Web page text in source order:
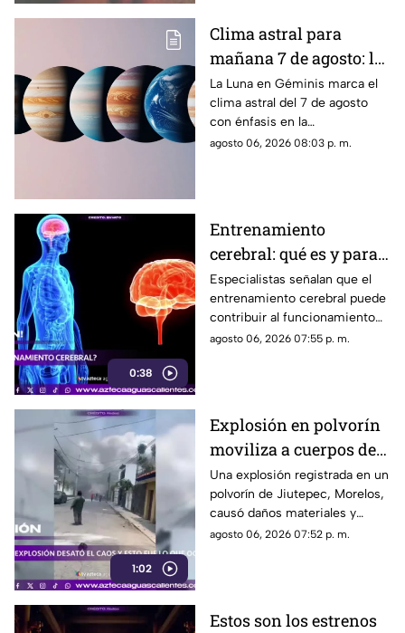
Clima astral para
mañana 7 de agosto: la
Luna cambia a Géminis
y favorece la
comunicación
La Luna en Géminis marca el
clima astral del 7 de agosto
con énfasis en la
comunicación, las ideas y los
agosto 06, 2026 08:03 p. m.
0:38
Entrenamiento
cerebral: qué es y para
qué sirve
Especialistas señalan que el
entrenamiento cerebral puede
contribuir al funcionamiento
cognitivo cuando se combina
agosto 06, 2026 07:55 p. m.
1:02
Explosión en polvorín
moviliza a cuerpos de
emergencia
Una explosión registrada en un
polvorín de Jiutepec, Morelos,
causó daños materiales y
generó un operativo de
agosto 06, 2026 07:52 p. m.
Estos son los estrenos